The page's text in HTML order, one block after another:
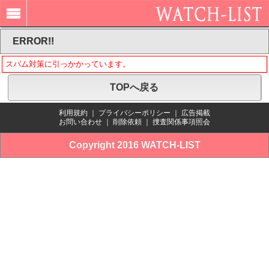
ERROR!!
スパム対策に引っかかっています。
TOPへ戻る
利用規約 プライバシーポリシー
広告掲載
お問い合わせ
削除依頼 捜査関係事項照会
Copyright 2016 WATCH-LIST